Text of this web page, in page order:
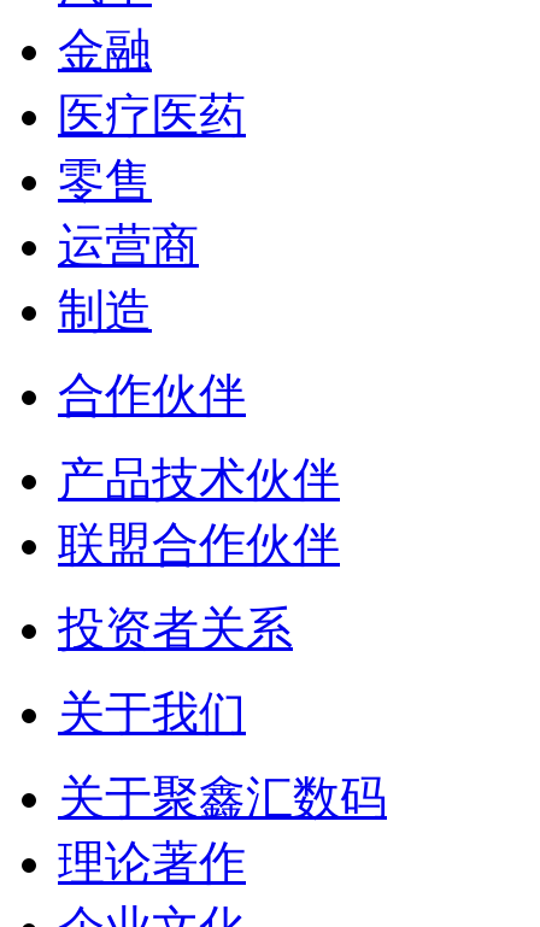
金融
医疗医药
零售
运营商
制造
合作伙伴
产品技术伙伴
联盟合作伙伴
投资者关系
关于我们
关于聚鑫汇数码
理论著作